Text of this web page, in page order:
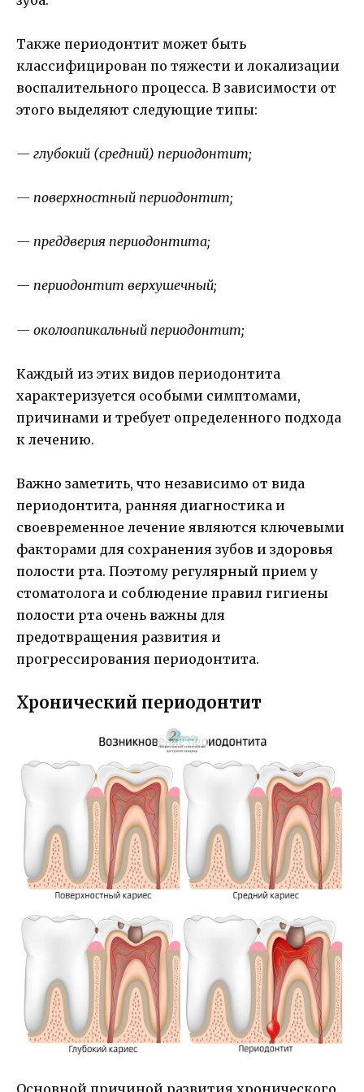
Также периодонтит может быть
классифицирован по тяжести и локализации
воспалительного процесса. В зависимости от
этого выделяют следующие типы:
— глубокий (средний) периодонтит;
— поверхностный периодонтит;
— преддверия периодонтита;
— периодонтит верхушечный;
— околоапикальный периодонтит;
Каждый из этих видов периодонтита
характеризуется особыми симптомами,
причинами и требует определенного подхода
к лечению.
Важно заметить, что независимо от вида
периодонтита, ранняя диагностика и
своевременное лечение являются ключевыми
факторами для сохранения зубов и здоровья
полости рта. Поэтому регулярный прием у
стоматолога и соблюдение правил гигиены
полости рта очень важны для
предотвращения развития и
прогрессирования периодонтита.
Хронический периодонтит